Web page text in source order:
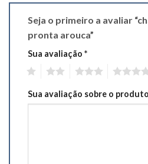
Seja o primeiro a avaliar
pronta arouca”
Sua avaliação *
Sua avaliação sobre o produto